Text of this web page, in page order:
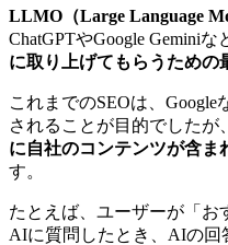
LLMO（Large Language
ChatGPTやGoogle Geminiな
に取り上げてもらうための
これまでのSEOは、
されることが目的でしたが
に自社のコンテンツが含ま
す。
たとえば、ユーザーが「お
AIに質問したとき、AIの回